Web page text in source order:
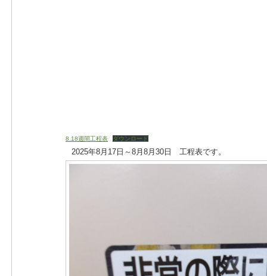
8.18週間工程表 ダウンロード
2025年8月17日～8月8月30日 工程表です。